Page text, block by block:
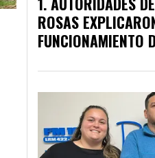
ROSAS
FUNCIONAMIENTO